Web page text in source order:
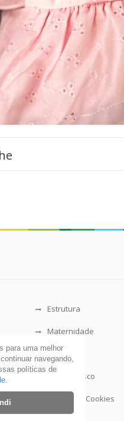
Estrutura
Maternidade
CDI
Fale Conosco
Política de Cookies
para uma melhor
navegando,
políticas de
.